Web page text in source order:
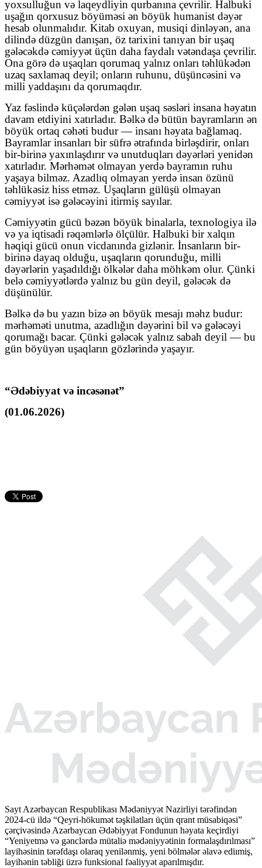
yoxsulluğun və laqeydliyin qurbanına çevrilir. Halbuki
uşağın qorxusuz böyüməsi ən böyük humanist dəyər
hesab olunmalıdır. Kitab oxuyan, musiqi dinləyən, ana
dilində düzgün danışan, öz tarixini tanıyan bir uşaq
gələcəkdə cəmiyyət üçün daha faydalı vətəndaşa çevrilir.
Ona görə də uşaqları qorumaq yalnız onları təhlükədən
uzaq saxlamaq deyil; onların ruhunu, düşüncəsini və
milli yaddaşını da qorumaqdır.
Yaz fəslində küçələrdən gələn uşaq səsləri insana həyatın
davam etdiyini xatırladır. Bəlkə də bütün bayramların ən
böyük ortaq cəhəti budur — insanı həyata bağlamaq.
Bayramlar insanları bir süfrə ətrafında birləşdirir, onları
bir-birinə yaxınlaşdırır və unutduqları dəyərləri yenidən
xatırladır. Mərhəmət olmayan yerdə bayramın ruhu
yaşaya bilməz. Azadlıq olmayan yerdə insan özünü
təhlükəsiz hiss etməz. Uşaqların gülüşü olmayan
cəmiyyət isə gələcəyini itirmiş sayılar.
Cəmiyyətin gücü bəzən böyük binalarla, texnologiya ilə
və ya iqtisadi rəqəmlərlə ölçülür. Halbuki bir xalqın
həqiqi gücü onun vicdanında gizlənir. İnsanların bir-
birinə dayaq olduğu, uşaqların qorunduğu, milli
dəyərlərin yaşadıldığı ölkələr daha möhkəm olur. Çünki
belə cəmiyyətlərdə yalnız bu gün deyil, gələcək də
düşünülür.
Bəlkə də bu yazın bizə ən böyük mesajı məhz budur:
mərhəməti unutma, azadlığın dəyərini bil və gələcəyi
qorumağı bacar. Çünki gələcək yalnız sabah deyil — bu
gün böyüyən uşaqların gözlərində yaşayır.
“Ədəbiyyat və incəsənət”
(01.06.2026)
Sayt Azərbaycan Respublikası Mədəniyyət Nazirliyi tərəfindən
2024-cü ildə “Qeyri-hökumət təşkilatları üçün qrant müsabiqəsi”
çərçivəsində Azərbaycan Ədəbiyyat Fondunun həyata keçirdiyi
“Yeniyetmə və gənclərdə mütaliə mədəniyyətinin formalaşdırılması”
layihəsinin tərəfdaşı olaraq yenilənmiş, yeni bölmələr əlavə ediımiş,
layihənin təbliği üzrə funksional fəaliyyət aparılmışdır.